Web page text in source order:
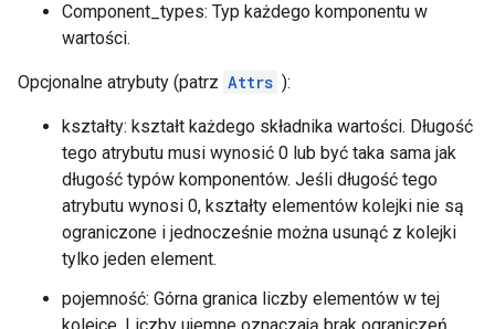
Component_types: Typ każdego komponentu w
wartości.
Opcjonalne atrybuty (patrz Attrs ):
kształty: kształt każdego składnika wartości. Długość
tego atrybutu musi wynosić 0 lub być taka sama jak
długość typów komponentów. Jeśli długość tego
atrybutu wynosi 0, kształty elementów kolejki nie są
ograniczone i jednocześnie można usunąć z kolejki
tylko jeden element.
pojemność: Górna granica liczby elementów w tej